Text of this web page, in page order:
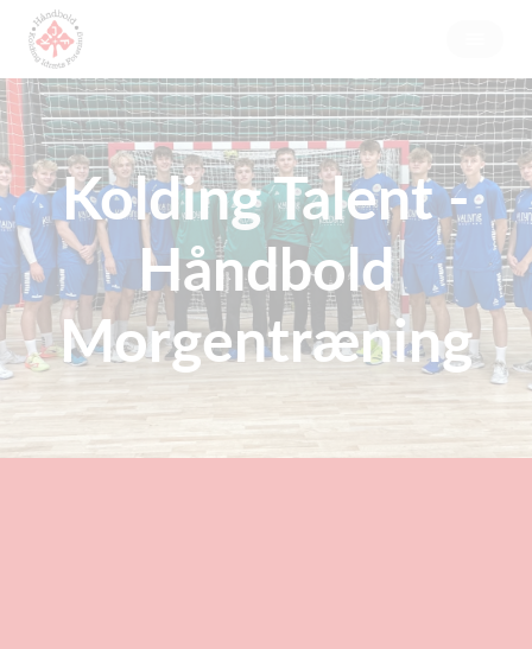
Kolding Talent -
Håndbold
Morgentræning